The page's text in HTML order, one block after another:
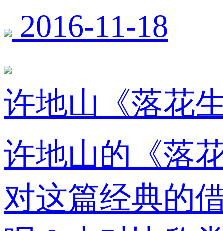
2016-11-18
许地山《落花
许地山的《落
对这篇经典的